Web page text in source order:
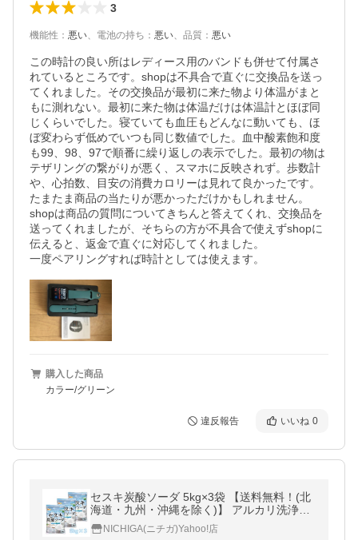
3
機能性 ： 悪い、 電池の持ち ： 悪い、 品質 ： 悪い
この時計の良い所はレディース用のバンドも併せて付属さ
れているところです。shopは不具合で直ぐに交換品を送っ
てくれました。その交換品が最初に来た物より体温がまと
もに測れない。最初に来た物は体温だけは体温計とほぼ同
じくらいでした。寝ていても血圧もどんなに動いても、ほ
ぼ変わらず低めでいつも同じ数値でした。血中酸素飽和度
も99、98、97で順番に繰り返しの表示でした。最初の物は
テザリングの繋がりが悪く、スマホに反映されず。歩数計
や、心拍数、目安の消費カロリーは見れて良かったです。
たまたま商品の当たりが悪かっただけかもしれません。
shopは商品の質問についてきちんと答えてくれ、交換品を
送ってくれましたが、そちらの方が不具合で使えずshopに
伝えると、返金で直ぐに対応してくれました。
一度ペアリングすれば時計としては使えます。
購入した商品
カラー/グリーン
違反報告 いいね 0
セスキ炭酸ソーダ 5kg×3袋 【送料無料！(北
海道・九州・沖縄を除く)】 アルカリ洗浄剤
NICHIGA(ニチガ) TK3
NICHIGA(ニチガ)Yahoo!店